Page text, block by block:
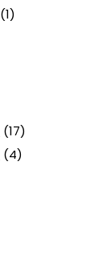
(1)
(17)
(4)